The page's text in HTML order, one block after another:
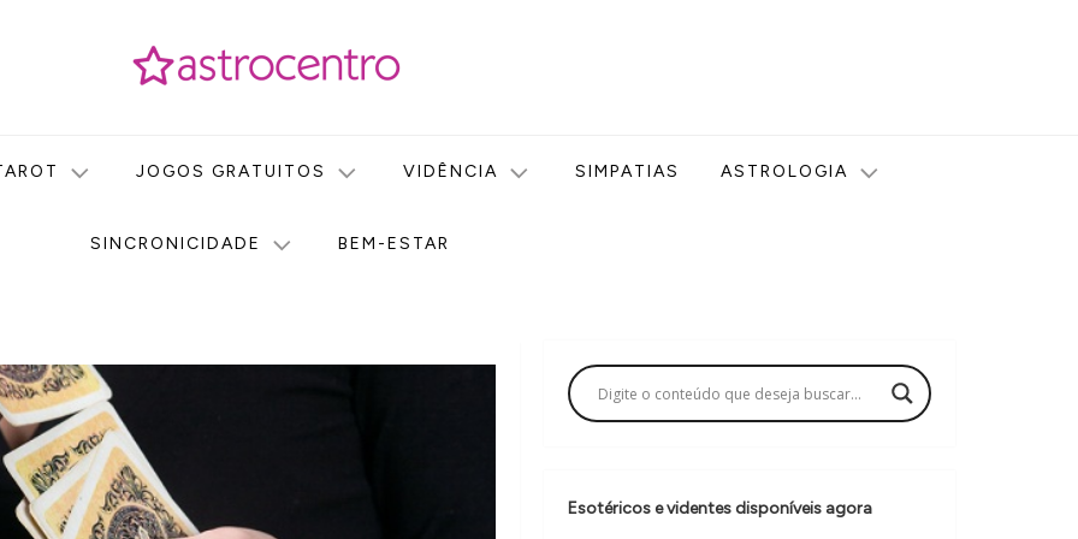
JOGOS GRATUITOS VIDÊNCIA SIMPATIAS ASTROLOGIA
SINCRONICIDADE BEM-ESTAR
Esotéricos e videntes disponíveis agora